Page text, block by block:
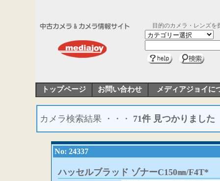
目的のカメラ・レンズを
トップページ お問い合わせ メディアジョイに
カメラ検索結果 ・・・ 71件 見つかりました
No: 24337
ハッセルブラッド ゾナーC150㎜/F4T*